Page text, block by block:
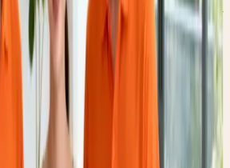
政不仅服务于千万家庭，更在商业特许
，成为创业者信赖的标杆：
许品牌
业 TOP100
目
力品牌